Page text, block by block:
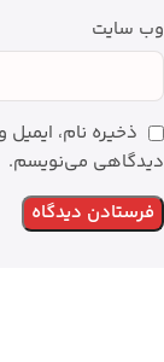
وب‌ سایت
ذخیره نام،
دیدگاهی می‌نویسم.